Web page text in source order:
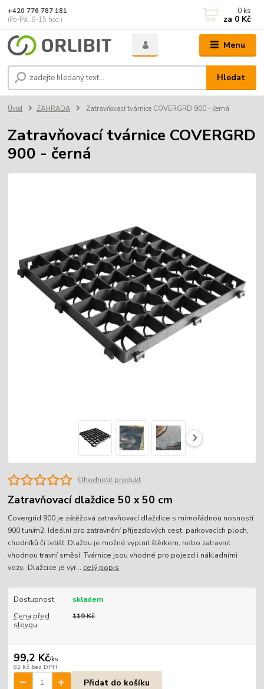
Menu
Hledat
+420 776 787 181
(Po-Pá, 8-15 hod.)
0 ks
za 0 Kč
Úvod ZAHRADA Zatravňovací tvárnice COVERGRD 900 - černá
Zatravňovací tvárnice COVERGRD
900 - černá
Ohodnotit produkt
Zatravňovací dlaždice 50 x 50 cm
Covergrid 900 je zátěžová zatravňovací dlaždice s mimořádnou nosností
900 tun/m2. Ideální pro zatravnění příjezdových cest, parkovacích ploch,
chodníků či letišť. Dlažbu je možné vyplnit štěrkem, nebo zatravnit
vhodnou travní směsí. Tvárnice jsou vhodné pro pojezd i nákladními
vozy. Dlažcice je vyr... celý popis
Dostupnost
skladem
Cena před
slevou
119 Kč
99,2 Kč/ks
82 Kč bez DPH
Přidat do košíku